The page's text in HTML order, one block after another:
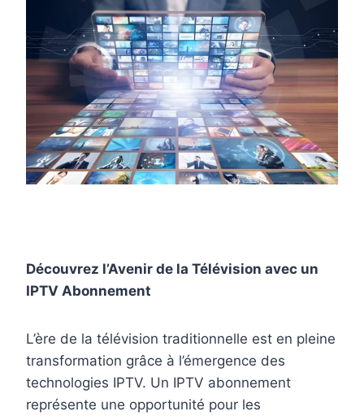
Découvrez l’Avenir de la Télévision avec un
IPTV Abonnement
L’ère de la télévision traditionnelle est en pleine
transformation grâce à l’émergence des
technologies IPTV. Un IPTV abonnement
représente une opportunité pour les